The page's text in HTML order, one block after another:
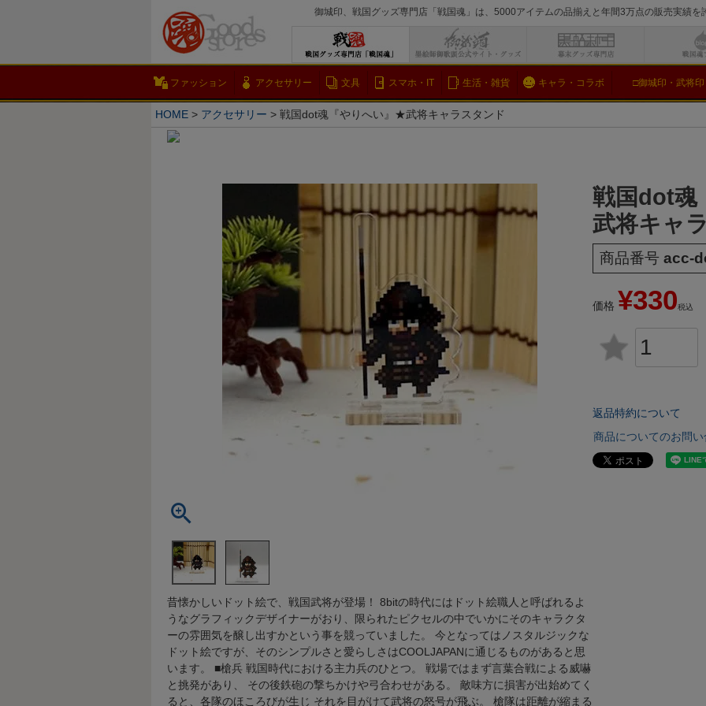
御城印、戦国グッズ専門店「戦国魂」は、5000アイテムの品揃えと年間3万点の販売実績
検索
ファッション アクセサリー 文具 スマホ・IT 生活・雑貨 キャラ・コラボ □御城印・武将印
HOME アクセサリー 戦国dot魂『やりへい』★武将キャラスタンド
昔懐かしいドット絵で、戦国武将が登場！ 8bitの時代にはドット絵職人と呼ばれるよ
うなグラフィックデザイナーがおり、限られたピクセルの中でいかにそのキャラクタ
ーの雰囲気を醸し出すかという事を競っていました。 今となってはノスタルジックな
ドット絵ですが、そのシンプルさと愛らしさはCOOLJAPANに通じるものがあると思
います。 ■槍兵 戦国時代における主力兵のひとつ。 戦場ではまず言葉合戦による威嚇
と挑発があり、 その後鉄砲の撃ちかけや弓合わせがある。 敵味方に損害が出始めてく
ると、各隊のほころびが生じ それを目がけて武将の怒号が飛ぶ。 槍隊は距離が縮まる
戦国dot
武将キャ
商品番号 acc-
価格 ¥330税込
返品特約について
商品についてのお問